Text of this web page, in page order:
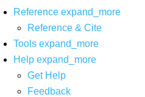
Reference expand_more
Reference & Cite
Tools expand_more
Help expand_more
Get Help
Feedback